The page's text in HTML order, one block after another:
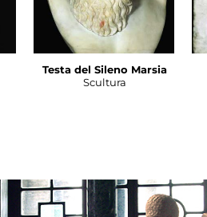
Testa del Sileno Marsia
Scultura